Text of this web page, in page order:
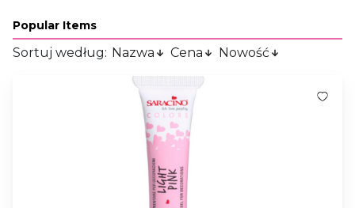
Popular Items
Sortuj według: Nazwa Cena Nowość